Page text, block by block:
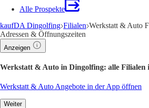
Alle Prospekte
kaufDA Dingolfing Filialen Werkstatt & Auto
Adressen & Öffnungszeiten
Anzeigen
Werkstatt & Auto in Dingolfing: alle Filialen
Werkstatt & Auto Angebote in der App öffnen
Weiter